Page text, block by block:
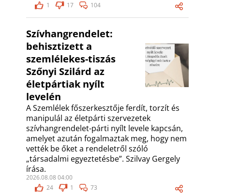
1
17 104
Szívhangrendelet:
behisztizett a
szemlélekes-tiszás
Szőnyi Szilárd az
életpártiak nyílt
levelén
A Szemlélek főszerkesztője ferdít, torzít és
manipulál az életpárti szervezetek
szívhangrendelet-párti nyílt levele kapcsán,
amelyet azután fogalmaztak meg, hogy nem
vették be őket a rendeletről szóló
„társadalmi egyeztetésbe”. Szilvay Gergely
írása.
2026.08.08 04:00
24
1 73